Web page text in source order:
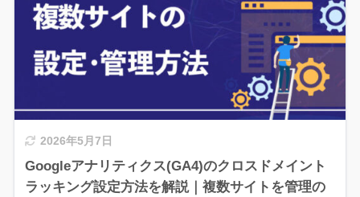
2026年5月7日
Googleアナリティクス(GA4)のクロスドメイント
ラッキング設定方法を解説｜複数サイトを管理の